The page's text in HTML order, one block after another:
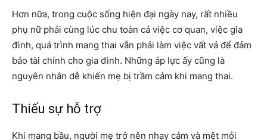
Hơn nữa, trong cuộc sống hiện đại ngày nay, rất nhiều
phụ nữ phải cùng lúc chu toàn cả việc cơ quan, việc gia
đình, quá trình mang thai vẫn phải làm việc vất vả để đảm
bảo tài chính cho gia đình. Những áp lực ấy cũng là
nguyên nhân dễ khiến mẹ bị trầm cảm khi mang thai.
Thiếu sự hỗ trợ
Khi mang bầu, người mẹ trở nên nhạy cảm và mệt mỏi